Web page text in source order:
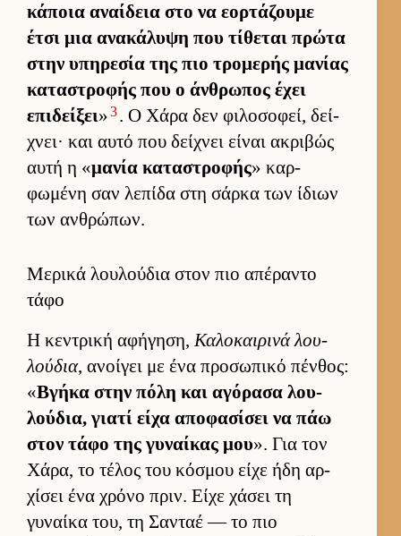
κάποια αναί­δεια στο να εορ­τάζουμε
έτσι μια ανακάλυψη που τίθεται πρώτα
στην υπηρεσία της πιο τρομερής μανίας
καταστροφής που ο άν­θρωπος έχει
επιδεί­ξει»3. Ο Χάρα δεν φιλοσοφεί, δεί­
χνει· και αυτό που δεί­χνει εί­ναι ακριβώς
αυτή η «μανία καταστροφής» καρ­
φωμένη σαν λεπίδα στη σάρκα των ίδιων
των αν­θρώπων.
Μερικά λουλούδια στον πιο απέραντο
τάφο
Η κεντρική αφήγηση,Καλοκαι­ρινά λου­
λού­δια, ανοί­γει με ένα προσωπικό πέν­θος:
«Βγήκα στην πόλη και αγόρασα λου­
λού­δια, γιατί είχα αποφασίσει να πάω
στον τάφο της γυναί­κας μου». Για τον
Χάρα, το τέλος του κόσμου είχε ήδη αρ­
χίσει ένα χρόνο πριν. Είχε χάσει τη
γυναίκα του, τη Σανταέ — το πιο